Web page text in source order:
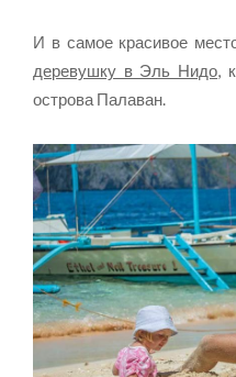
И в самое красивое
деревушку в Эль Нидо,
острова Палаван.